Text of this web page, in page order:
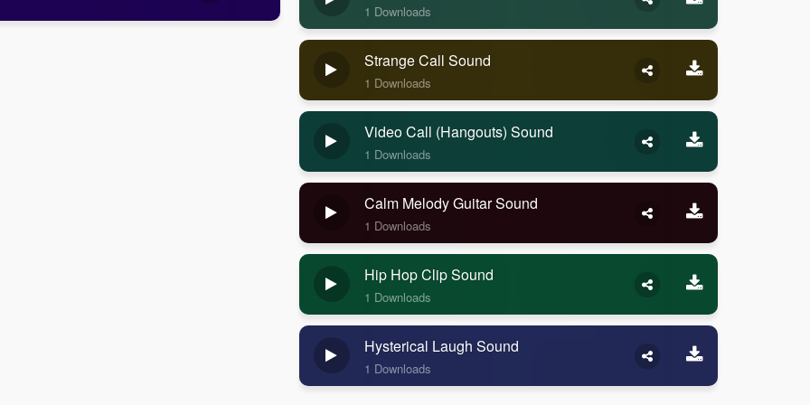
1 Downloads
Strange Call Sound
1 Downloads
Video Call (Hangouts) Sound
1 Downloads
Calm Melody Guitar Sound
1 Downloads
Hip Hop Clip Sound
1 Downloads
Hysterical Laugh Sound
1 Downloads